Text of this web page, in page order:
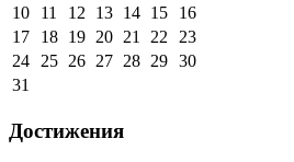
10
11 12 13 14 15
16
17
18 19 20 21 22 23
24 25 26 27 28 29 30
31
Достижения